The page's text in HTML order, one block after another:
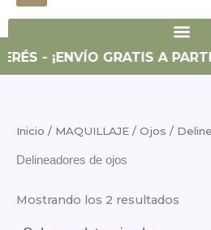
- ¡ENVÍO GRATIS A
Inicio / MAQUILLAJE / Ojos /
Delineadores de ojos
Mostrando los 2 resultados